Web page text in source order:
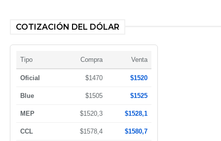
COTIZACIÓN DEL DÓLAR
Tipo Compra Venta
Oficial $1470 $1520
Blue $1505 $1525
MEP $1520,3 $1528,1
CCL $1578,4 $1580,7